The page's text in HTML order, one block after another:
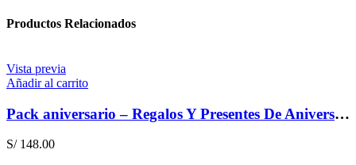
Productos Relacionados
Vista previa
Añadir al carrito
Pack aniversario – Regalos Y Presentes De Aniversario
S/148.00